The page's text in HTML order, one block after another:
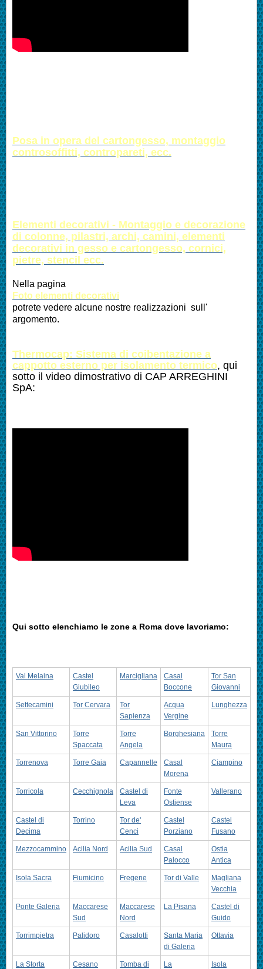
Posa in opera del cartongesso, montaggio
controsoffitti, contropareti, ecc.
Elementi decorativi - Montaggio e decorazione
di colonne, pilastri, archi, camini, elementi
decorativi in gesso e cartongesso, cornici,
pietre, stencil ecc.
Nella pagina
Foto elementi decorativi
potrete vedere alcune nostre realizzazioni sull'
argomento.
Thermocap: Sistema di coibentazione a
cappotto esterno per isolamento termico, qui
sotto il video dimostrativo di CAP ARREGHINI
SpA:
Qui sotto elenchiamo le zone a Roma dove lavoriamo:
Val Melaina
Castel
Giubileo
Marcigliana
Casal
Boccone
Tor San
Giovanni
Settecamini Tor Cervara
Tor
Sapienza
Acqua
Vergine
Lunghezza
San Vittorino
Torre
Spaccata
Torre
Angela
Borghesiana
Torre
Maura
Torrenova Torre Gaia Capannelle
Casal
Morena
Ciampino
Torricola Cecchignola
Castel di
Leva
Fonte
Ostiense
Vallerano
Castel di
Decima
Torrino
Tor de'
Cenci
Castel
Porziano
Castel
Fusano
Mezzocammino Acilia Nord Acilia Sud
Casal
Palocco
Ostia
Antica
Isola Sacra Fiumicino Fregene Tor di Valle
Magliana
Vecchia
Ponte Galeria
Maccarese
Sud
Maccarese
Nord
La Pisana
Castel di
Guido
Torrimpietra Palidoro Casalotti
Santa Maria
di Galeria
Ottavia
La Storta Cesano Tomba di La Isola